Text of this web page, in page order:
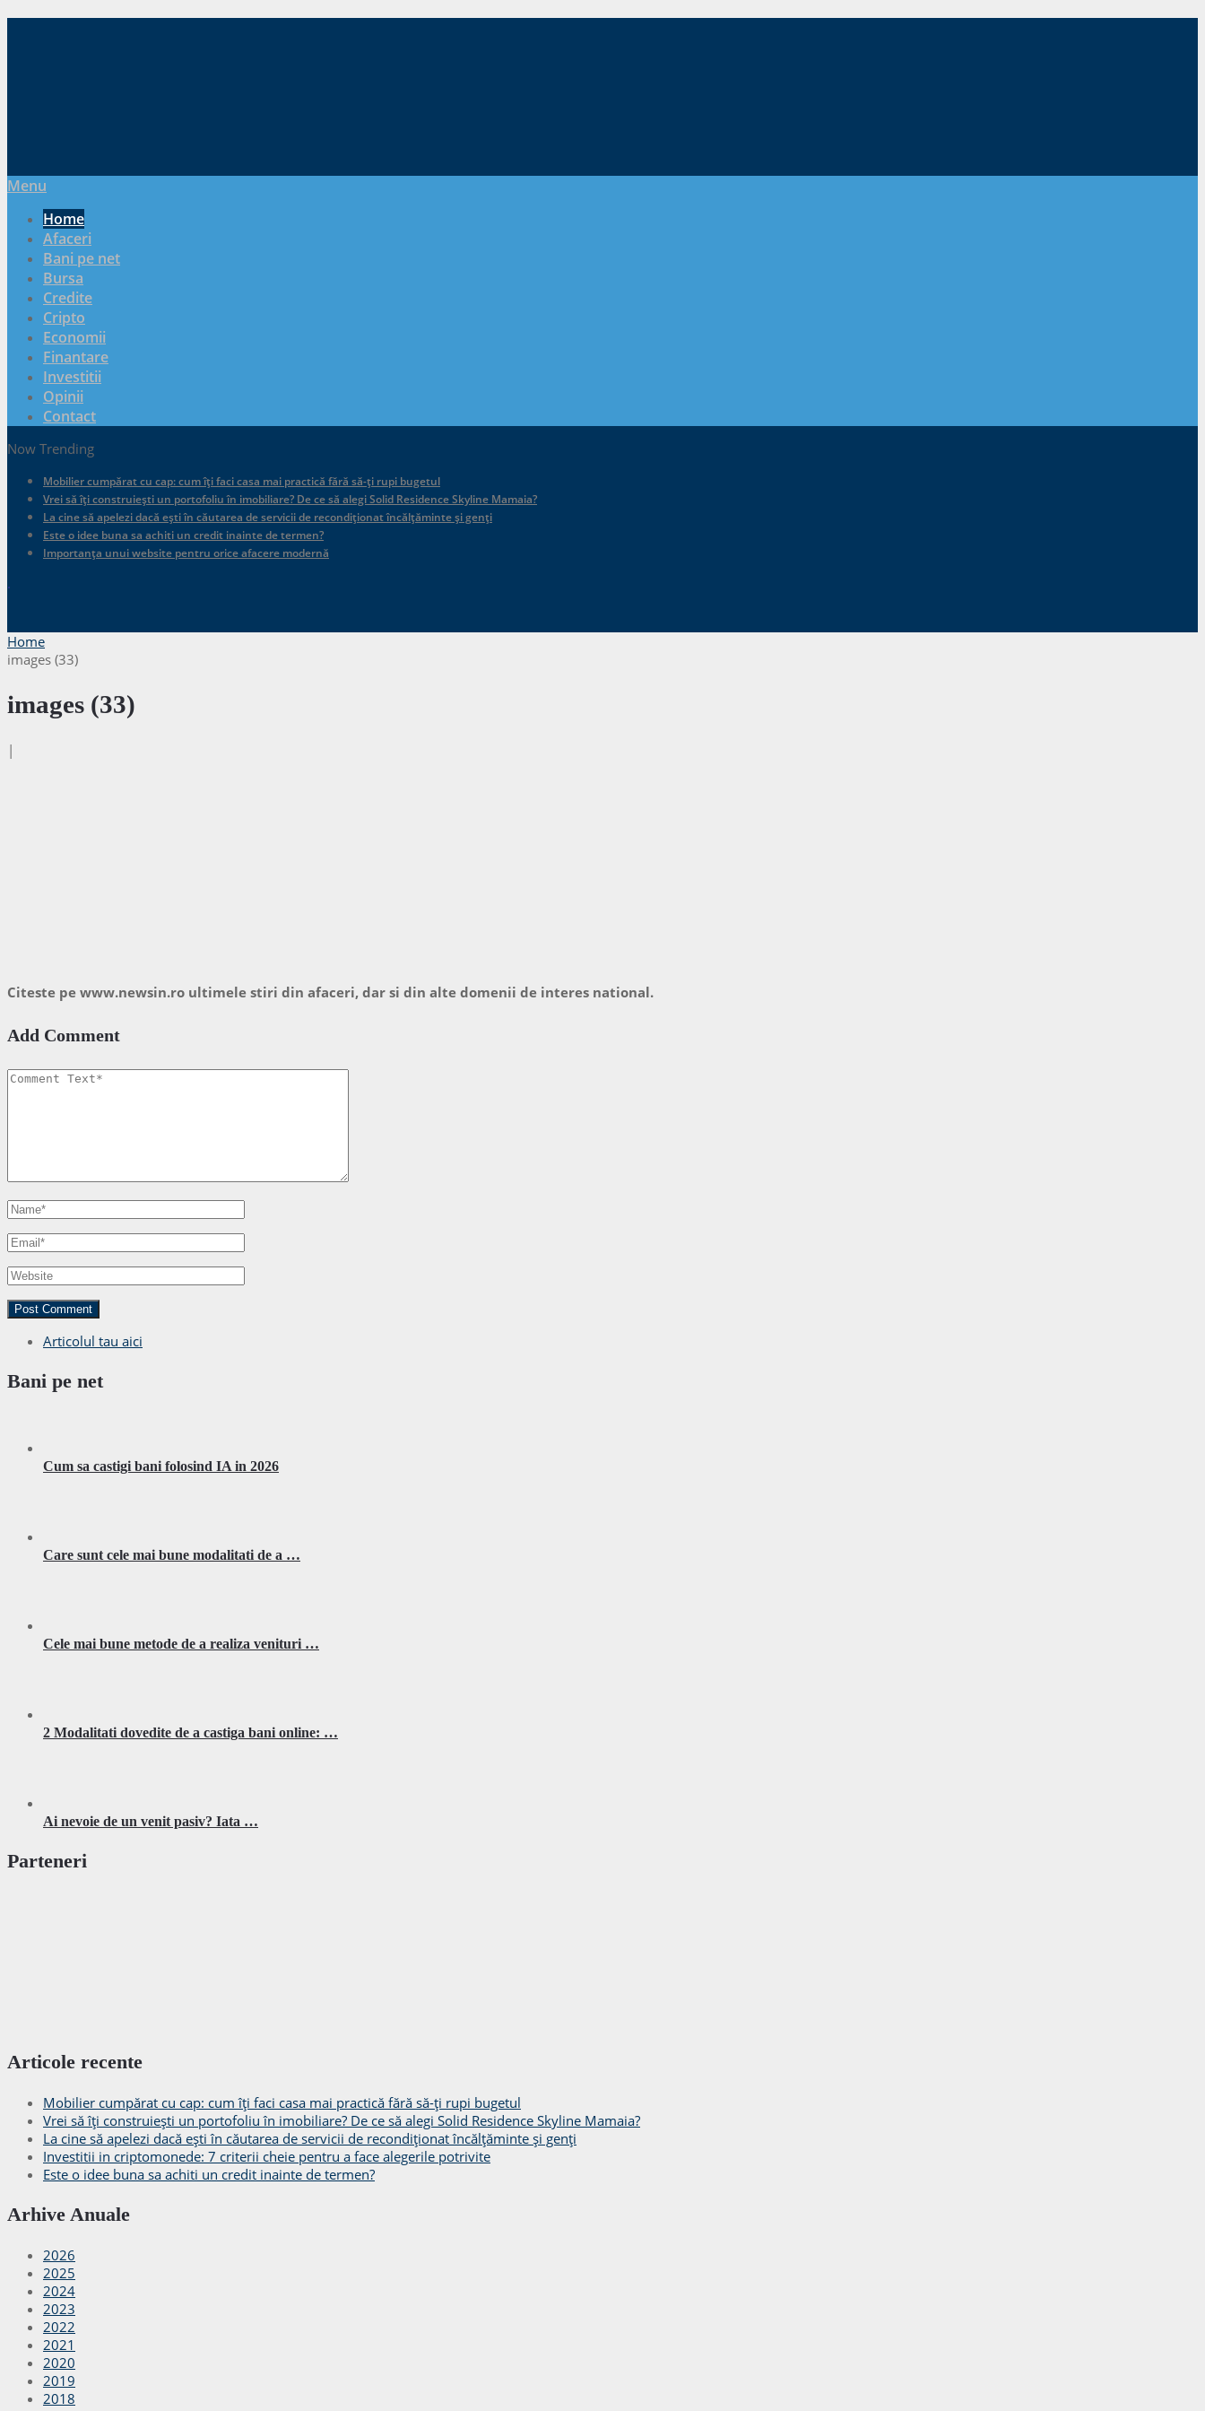
Menu
Home
Afaceri
Bani pe net
Bursa
Credite
Cripto
Economii
Finantare
Investitii
Opinii
Contact
Now Trending
Mobilier cumpărat cu cap: cum îți faci casa mai practică fără să-ți rupi bugetul
Vrei să îți construiești un portofoliu în imobiliare? De ce să alegi Solid Residence Skyline Mamaia?
La cine să apelezi dacă ești în căutarea de servicii de recondiționat încălțăminte și genți
Este o idee buna sa achiti un credit inainte de termen?
Importanța unui website pentru orice afacere modernă
.
Home
images (33)
images (33)
|
Citeste pe www.newsin.ro ultimele stiri din afaceri, dar si din alte domenii de interes national.
Add Comment
Articolul tau aici
Bani pe net
Cum sa castigi bani folosind IA in 2026
Care sunt cele mai bune modalitati de a …
Cele mai bune metode de a realiza venituri …
2 Modalitati dovedite de a castiga bani online: …
Ai nevoie de un venit pasiv? Iata …
Parteneri
Articole recente
Mobilier cumpărat cu cap: cum îți faci casa mai practică fără să-ți rupi bugetul
Vrei să îți construiești un portofoliu în imobiliare? De ce să alegi Solid Residence Skyline Mamaia?
La cine să apelezi dacă ești în căutarea de servicii de recondiționat încălțăminte și genți
Investitii in criptomonede: 7 criterii cheie pentru a face alegerile potrivite
Este o idee buna sa achiti un credit inainte de termen?
Arhive Anuale
2026
2025
2024
2023
2022
2021
2020
2019
2018